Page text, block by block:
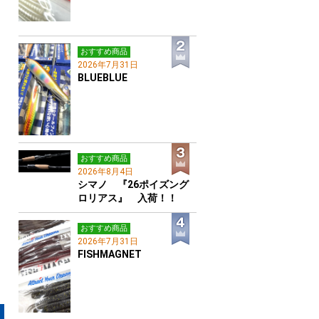
おすすめ商品
2026年7月31日
BLUEBLUE
おすすめ商品
2026年8月4日
シマノ 『26ポイズング
ロリアス』 入荷！！
おすすめ商品
2026年7月31日
FISHMAGNET